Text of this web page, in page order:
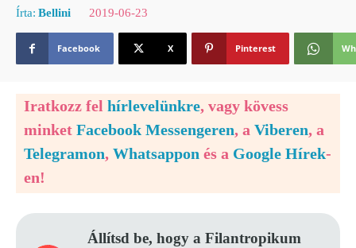
Írta: Bellini 2019-06-23
Facebook X Pinterest
Iratkozz fel hírlevelünkre, vagy kövess
minket Facebook Messengeren, a Viberen, a
Telegramon, Whatsappon és a Google Hírek-
en!
Állítsd be, hogy a Filantropikum